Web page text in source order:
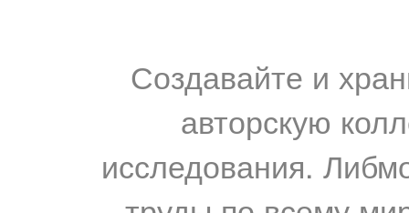
Создавайте и
авторскую
исследования.